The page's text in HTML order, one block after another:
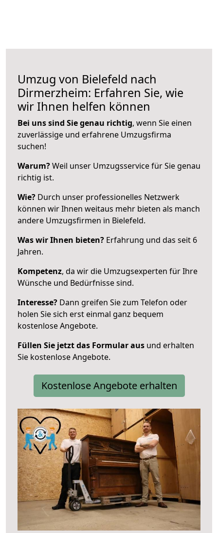
Umzug von Bielefeld nach
Dirmerzheim: Erfahren Sie, wie
wir Ihnen helfen können
Bei uns sind Sie genau richtig, wenn Sie einen
zuverlässige und erfahrene Umzugsfirma
suchen!
Warum?Weil unser Umzugsservice für Sie genau
richtig ist.
Wie? Durch unser professionelles Netzwerk
können wir Ihnen weitaus mehr bieten als manch
andere Umzugsfirmen in Bielefeld.
Was wir Ihnen bieten? Erfahrung und das seit 6
Jahren.
Kompetenz, da wir die Umzugsexperten für Ihre
Wünsche und Bedürfnisse sind.
Interesse? Dann greifen Sie zum Telefon oder
holen Sie sich erst einmal ganz bequem
kostenlose Angebote.
Füllen Sie jetzt das Formular aus und erhalten
Sie kostenlose Angebote.
Kostenlose Angebote erhalten